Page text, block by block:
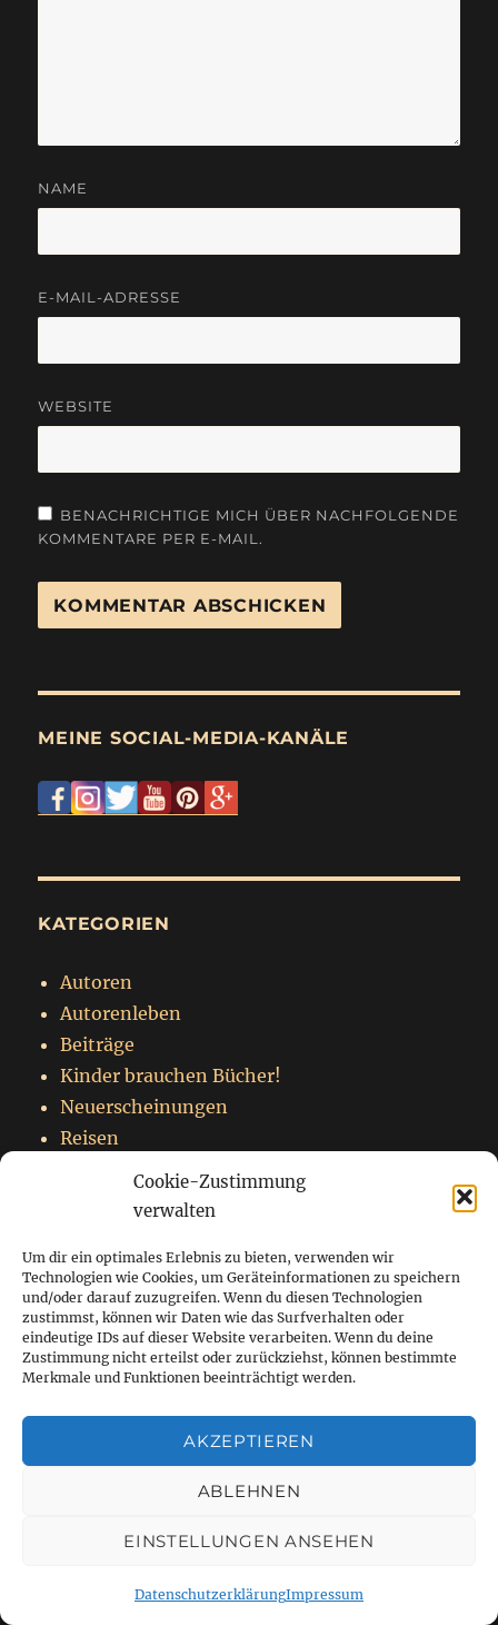
Cookie-Zustimmung
verwalten
Um dir ein optimales Erlebnis zu bieten, verwenden wir
Technologien wie Cookies, um Geräteinformationen zu speichern
und/oder darauf zuzugreifen. Wenn du diesen Technologien
zustimmst, können wir Daten wie das Surfverhalten oder
eindeutige IDs auf dieser Website verarbeiten. Wenn du deine
Zustimmung nicht erteilst oder zurückziehst, können bestimmte
Merkmale und Funktionen beeinträchtigt werden.
AKZEPTIEREN
ABLEHNEN
EINSTELLUNGEN ANSEHEN
DatenschutzerklärungImpressum
NAME
E-MAIL-ADRESSE
WEBSITE
BENACHRICHTIGE MICH ÜBER NACHFOLGENDE
KOMMENTARE PER E-MAIL.
MEINE SOCIAL-MEDIA-KANÄLE
KATEGORIEN
Autoren
Autorenleben
Beiträge
Kinder brauchen Bücher!
Neuerscheinungen
Reisen
Rezensionen
Steffi Krumbiegel
Suspense
The darker Storys
Uncategorized
Voin
Barbara Drucker